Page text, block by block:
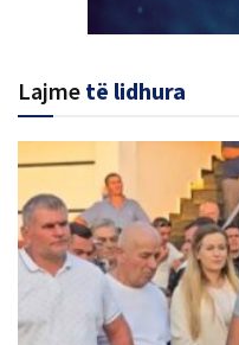
Lajme të lidhura